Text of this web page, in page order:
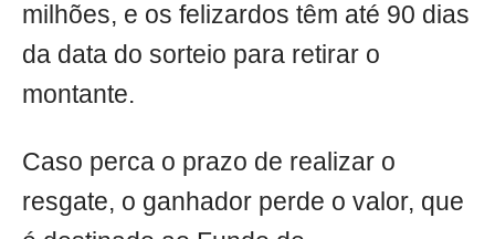
milhões, e os felizardos têm até 90 dias
da data do sorteio para retirar o
montante.
Caso perca o prazo de realizar o
resgate, o ganhador perde o valor, que